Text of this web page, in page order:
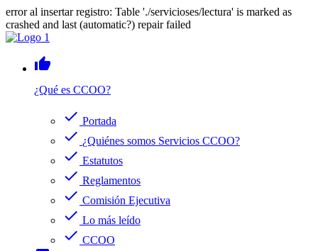
error al insertar registro: Table './servicioses/lectura' is marked as
crashed and last (automatic?) repair failed
thumb_up
¿Qué es CCOO?
check Portada
check ¿Quiénes somos Servicios CCOO?
check Estatutos
check Reglamentos
check Comisión Ejecutiva
check Lo más leído
check CCOO